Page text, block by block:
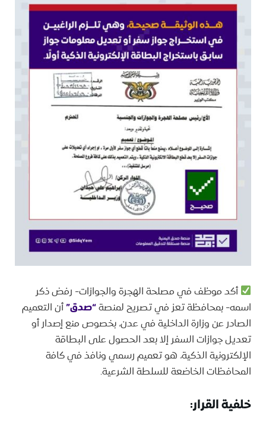
أكد موظف في مصلحة الهجرة والجوازات- رفض ذكر
اسمه- بمحافظة تعز في تصريح لمنصة“صدق”أن التعميم
الصادر عن وزارة الداخلية في عدن، بخصوص منع إصدار أو
تعديل جوازات السفر إلا بعد الحصول على البطاقة
الإلكترونية الذكية، هو تعميم رسمي ونافذ في كافة
المحافظات الخاضعة للسلطة الشرعية.
خلفية القرار: